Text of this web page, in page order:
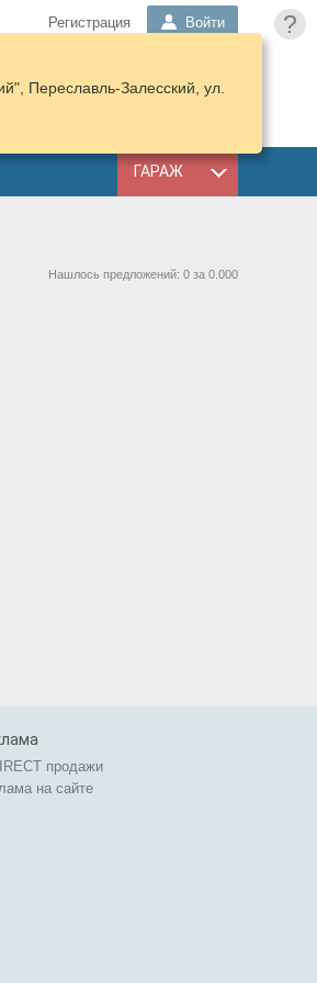
?
Регистрация Войти
КОРЗИНА
ГАРАЖ
Переславль-Залесский, ул.
Нашлось предложений: 0 за 0.000
продажи
на сайте